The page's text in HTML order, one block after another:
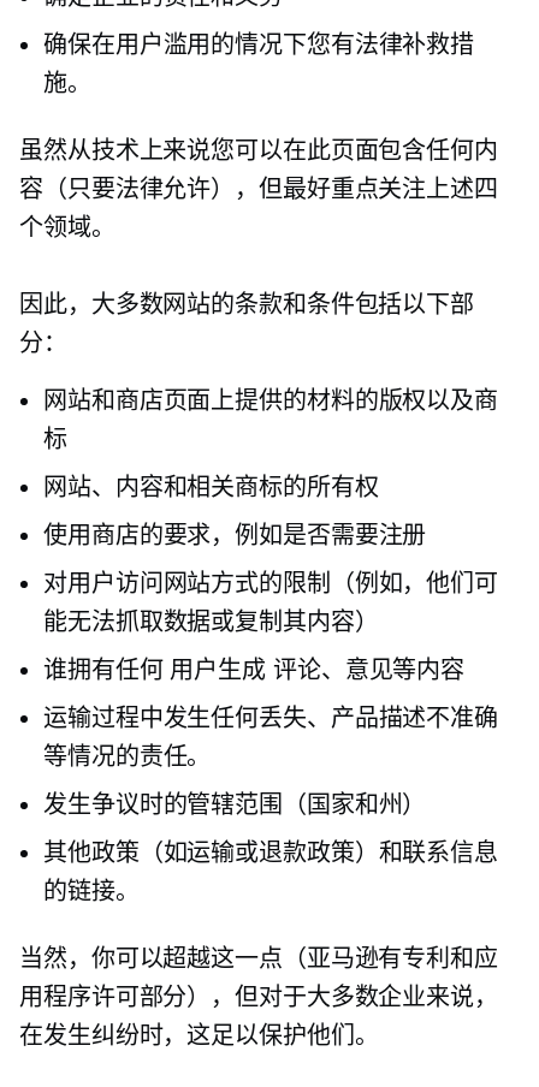
确保在用户滥用的情况下您有法律补救措
施。
虽然从技术上来说您可以在此页面包含任何内
容（只要法律允许），但最好重点关注上述四
个领域。
因此，大多数网站的条款和条件包括以下部
分：
网站和商店页面上提供的材料的版权以及商
标
网站、内容和相关商标的所有权
使用商店的要求，例如是否需要注册
对用户访问网站方式的限制（例如，他们可
能无法抓取数据或复制其内容）
谁拥有任何 用户生成 评论、意见等内容
运输过程中发生任何丢失、产品描述不准确
等情况的责任。
发生争议时的管辖范围（国家和州）
其他政策（如运输或退款政策）和联系信息
的链接。
当然，你可以超越这一点（亚马逊有专利和应
用程序许可部分），但对于大多数企业来说，
在发生纠纷时，这足以保护他们。